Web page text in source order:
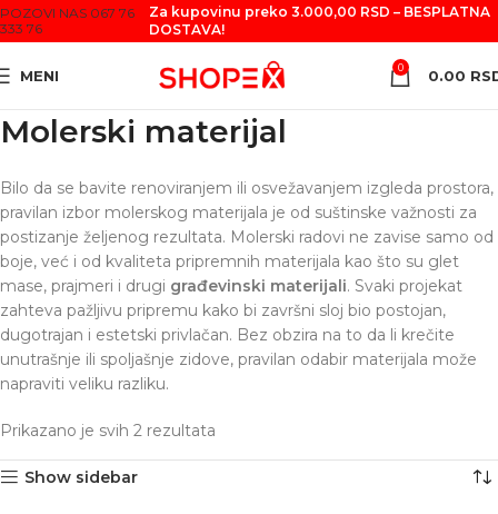
POZOVI NAS 067 76
333 76
Za kupovinu preko 3.000,00 RSD – BESPLATNA
DOSTAVA!
MENI 0 0.00
Molerski materijal
Bilo da se bavite renoviranjem ili osvežavanjem izgleda prostora,
pravilan izbor molerskog materijala je od suštinske važnosti za
postizanje željenog rezultata. Molerski radovi ne zavise samo od
boje, već i od kvaliteta pripremnih materijala kao što su glet
mase, prajmeri i drugi građevinski materijali. Svaki projekat
zahteva pažljivu pripremu kako bi završni sloj bio postojan,
dugotrajan i estetski privlačan. Bez obzira na to da li krečite
unutrašnje ili spoljašnje zidove, pravilan odabir materijala može
napraviti veliku razliku.
Prikazano je svih 2 rezultata
Show sidebar